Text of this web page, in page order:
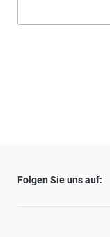
Folgen Sie uns auf: